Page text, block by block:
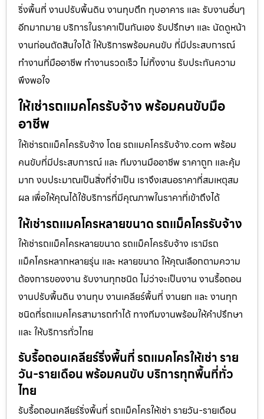
ริ่งพื้นที่ งานปรับพื้นดิน งานทุบตึก ทุบอาคาร และ รับงานอื่นๆ
อีกมากมาย บริการในราคาเป็นกันเอง รับปรึกษา และ นัดดูหน้า
งานก่อนตัดสินใจได้ ให้บริการพร้อมคนขับ ที่มีประสบการณ์
ทำงานที่มืออาชีพ ทำงานรวดเร็ว ไม่ทิ้งงาน รับประกันความ
พึงพอใจ
ให้เช่ารถแมคโครรับจ้าง พร้อมคนขับมือ
อาชีพ
ให้เช่ารถแม็คโครรับจ้าง โดย รถแมคโครรับจ้าง.com พร้อม
คนขับที่มีประสบการณ์ และ ทีมงานมืออาชีพ ราคาถูก และคุ้ม
มาก งบประมาณเป็นสิ่งที่จำเป็น เราจึงเสนอราคาที่สมเหตุสม
ผล เพื่อให้คุณได้ใช้บริการที่มีคุณภาพในราคาที่เข้าถึงได้
ให้เช่ารถแมคโครหลายขนาด รถแม็คโครรับจ้าง
ให้เช่ารถแม็คโครหลายขนาด รถแม็คโครรับจ้าง เรามีรถ
แม็คโครหลากหลายรุ่น และ หลายขนาด ให้คุณเลือกตามความ
ต้องการของงาน รับงานทุกชนิด ไม่ว่าจะเป็นงาน งานรื้อถอน
งานปรับพื้นดิน งานทุบ งานเคลียร์พื้นที่ งานยก และ งานทุก
ชนิดที่รถแมคโครสามารถทำได้ ทางทีมงานพร้อมให้คำปรึกษา
และ ให้บริการทั่วไทย
รับรื้อถอนเคลียร์ริ่งพื้นที่ รถแมคโครให้เช่า ราย
วัน-รายเดือน พร้อมคนขับ บริการทุกพื้นที่ทั่ว
ไทย
รับรื้อถอนเคลียร์ริ่งพื้นที่ รถแม็คโครให้เช่า รายวัน-รายเดือน